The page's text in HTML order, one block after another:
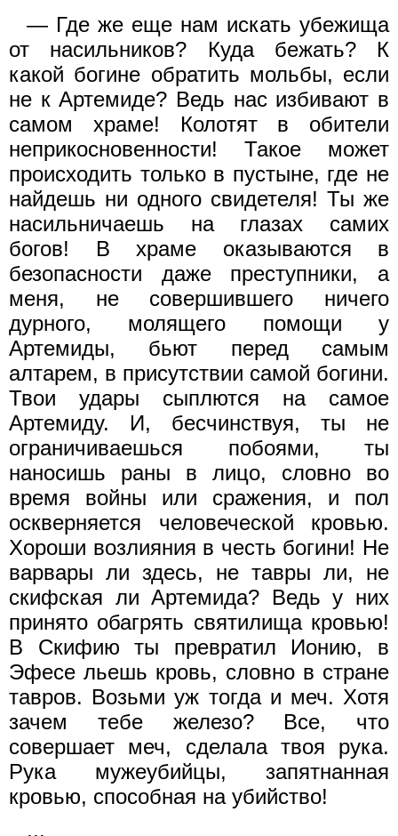
— Где же еще нам искать убежища
от насильников? Куда бежать? К
какой богине обратить мольбы, если
не к Артемиде? Ведь нас избивают в
самом храме! Колотят в обители
неприкосновенности! Такое может
происходить только в пустыне, где не
найдешь ни одного свидетеля! Ты же
насильничаешь на глазах самих
богов! В храме оказываются в
безопасности даже преступники, а
меня, не совершившего ничего
дурного, молящего помощи у
Артемиды, бьют перед самым
алтарем, в присутствии самой богини.
Твои удары сыплются на самое
Артемиду. И, бесчинствуя, ты не
ограничиваешься побоями, ты
наносишь раны в лицо, словно во
время войны или сражения, и пол
оскверняется человеческой кровью.
Хороши возлияния в честь богини! Не
варвары ли здесь, не тавры ли, не
скифская ли Артемида? Ведь у них
принято обагрять святилища кровью!
В Скифию ты превратил Ионию, в
Эфесе льешь кровь, словно в стране
тавров. Возьми уж тогда и меч. Хотя
зачем тебе железо? Все, что
совершает меч, сделала твоя рука.
Рука мужеубийцы, запятнанная
кровью, способная на убийство!